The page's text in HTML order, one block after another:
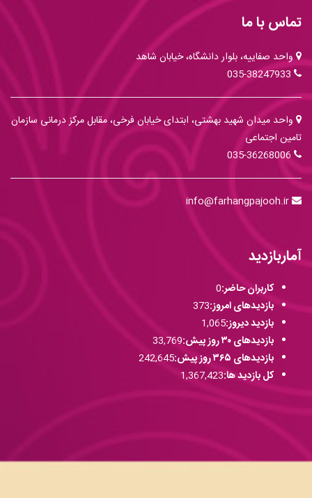
تماس با ما
واحد صفاییه، بلوار دانشگاه، خیابان شاهد
واحد میدان شهید بهشتی، ابتدای خیابان فرخی، مقابل مرکز درمانی سازمان
تامین اجتماعی
آماربازدید
کاربران حاضر:0
بازدیدهای امروز:373
بازدید دیروز:1,065
بازدیدهای ۳۰ روز پیش:
33,769
بازدیدهای ۳۶۵ روز پیش:
242,645
کل بازدید ها:1,367,423